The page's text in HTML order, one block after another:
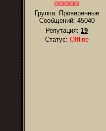
Группа: Проверенные
Сообщений: 45040
Репутация: 19
Статус: Offline